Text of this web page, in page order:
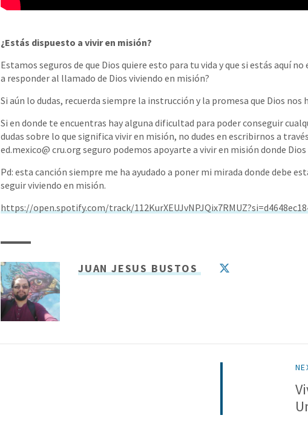
¿Estás dispuesto a vivir en misión?
Estamos seguros de que Dios quiere esto para tu vida y que si estás aquí
a responder al llamado de Dios viviendo en misión?
Si aún lo dudas, recuerda siempre la instrucción y la promesa que Dios nos
Si en donde te encuentras hay alguna dificultad para poder conseguir
dudas sobre lo que significa vivir en misión, no dudes en escribirnos a
ed.mexico@ cru.org seguro podemos apoyarte a vivir en misión donde
Pd: esta canción siempre me ha ayudado a poner mi mirada donde debe
seguir viviendo en misión.
https://open.spotify.com/track/
JUAN JESUS BUSTOS